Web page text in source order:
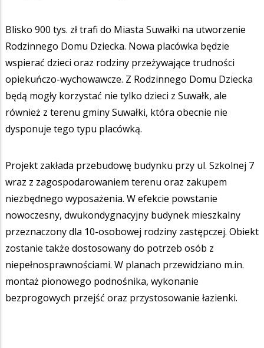
Blisko 900 tys. zł trafi do Miasta Suwałki na utworzenie
Rodzinnego Domu Dziecka. Nowa placówka będzie
wspierać dzieci oraz rodziny przeżywające trudności
opiekuńczo-wychowawcze. Z Rodzinnego Domu Dziecka
będą mogły korzystać nie tylko dzieci z Suwałk, ale
również z terenu gminy Suwałki, która obecnie nie
dysponuje tego typu placówką.
Projekt zakłada przebudowę budynku przy ul. Szkolnej 7
wraz z zagospodarowaniem terenu oraz zakupem
niezbędnego wyposażenia. W efekcie powstanie
nowoczesny, dwukondygnacyjny budynek mieszkalny
przeznaczony dla 10-osobowej rodziny zastępczej. Obiekt
zostanie także dostosowany do potrzeb osób z
niepełnosprawnościami. W planach przewidziano m.in.
montaż pionowego podnośnika, wykonanie
bezprogowych przejść oraz przystosowanie łazienki.